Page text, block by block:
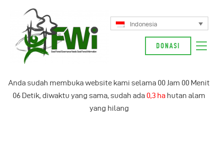
Indonesia
DONASI
Anda sudah membuka website kami selama 00Jam 00 Menit
06 Detik, diwaktu yang sama, sudah ada 0,3 ha hutan alam
yang hilang
Kampanye Kami